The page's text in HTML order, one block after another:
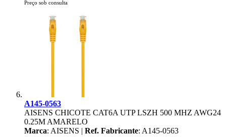
Preço sob consulta
A145-0563
AISENS CHICOTE CAT6A UTP LSZH 500 MHZ AWG24
0.25M AMARELO
Marca: AISENS | Ref. Fabricante: A145-0563